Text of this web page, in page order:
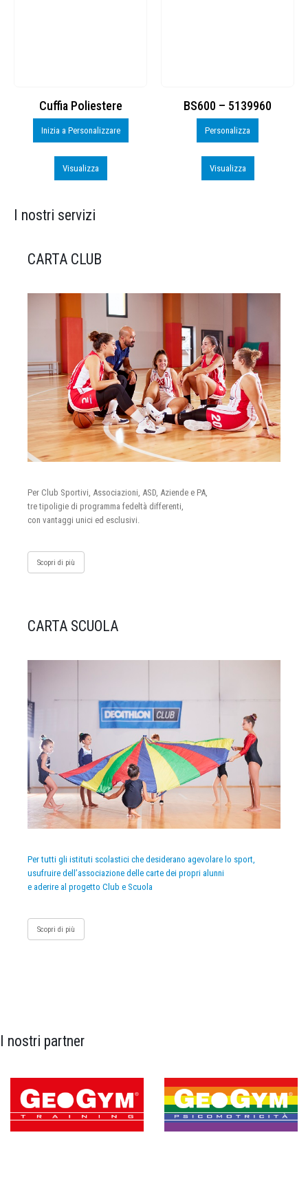
Cuffia Poliestere
Inizia a Personalizzare
Visualizza
BS600 – 5139960
Personalizza
Visualizza
I nostri servizi
CARTA CLUB
Per Club Sportivi, Associazioni, ASD, Aziende e PA,
tre tipoligie di programma fedeltà differenti,
con vantaggi unici ed esclusivi.
Scopri di più
CARTA SCUOLA
Per tutti gli istituti scolastici che desiderano agevolare lo sport,
usufruire dell’associazione delle carte dei propri alunni
e aderire al progetto Club e Scuola
Scopri di più
I nostri partner